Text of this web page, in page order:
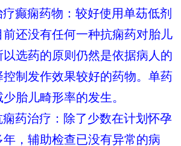
癫痫药物：较好使用单苭低剂
还没有任何一种抗痫药对胎儿
以选药的原则仍然是依据病人的
制发作效果较好的药物。单药
胎儿畸形率的发生。
痫药治疗：除了少数在计划怀孕
，辅助检查已没有异常的病